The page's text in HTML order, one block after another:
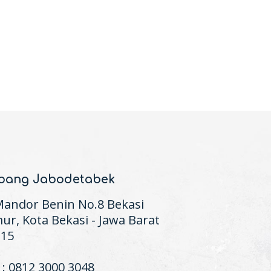
Jabodetabek
Benin No.8 Bekasi
Kota Bekasi - Jawa Barat
0812 3000 3048